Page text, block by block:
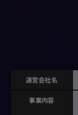
運営会社名
事業内容